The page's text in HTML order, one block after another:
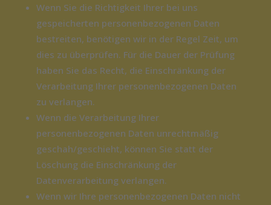
Wenn Sie die Richtigkeit Ihrer bei uns
gespeicherten personenbezogenen Daten
bestreiten, benötigen wir in der Regel Zeit, um
dies zu überprüfen. Für die Dauer der Prüfung
haben Sie das Recht, die Einschränkung der
Verarbeitung Ihrer personenbezogenen Daten
zu verlangen.
Wenn die Verarbeitung Ihrer
personenbezogenen Daten unrechtmäßig
geschah/geschieht, können Sie statt der
Löschung die Einschränkung der
Datenverarbeitung verlangen.
Wenn wir Ihre personenbezogenen Daten nicht